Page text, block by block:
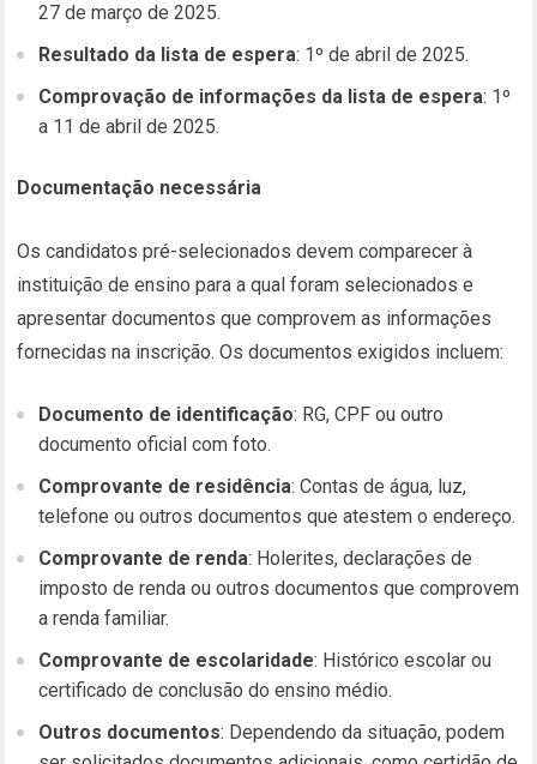
27 de março de 2025.
Resultado da lista de espera: 1º de abril de 2025.
Comprovação de informações da lista de espera: 1º
a 11 de abril de 2025.
Documentação necessária
Os candidatos pré-selecionados devem comparecer à
instituição de ensino para a qual foram selecionados e
apresentar documentos que comprovem as informações
fornecidas na inscrição. Os documentos exigidos incluem:
Documento de identificação: RG, CPF ou outro
documento oficial com foto.
Comprovante de residência: Contas de água, luz,
telefone ou outros documentos que atestem o endereço.
Comprovante de renda: Holerites, declarações de
imposto de renda ou outros documentos que comprovem
a renda familiar.
Comprovante de escolaridade: Histórico escolar ou
certificado de conclusão do ensino médio.
Outros documentos: Dependendo da situação, podem